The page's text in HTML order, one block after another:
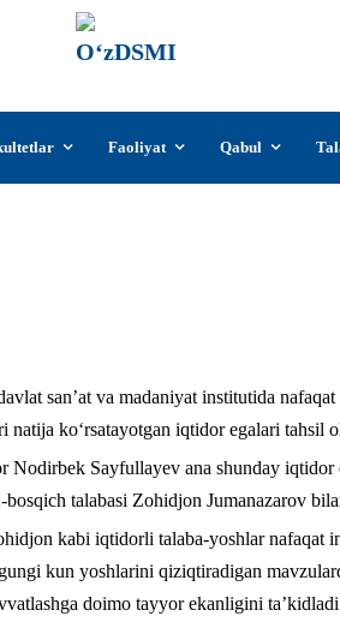
Faoliyat Qabul
san’at va madaniyat institutida
ko‘rsatayotgan iqtidor egalari tahsil
Nodirbek Sayfullayev ana shunday
bosqich talabasi Zohidjon Jumanazarov
kabi iqtidorli talaba-yoshlar nafaqat
kun yoshlarini qiziqtiradigan
doimo tayyor ekanligini